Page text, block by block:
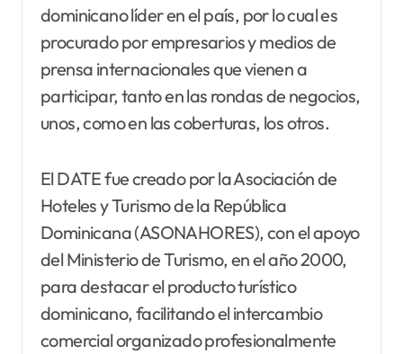
dominicano líder en el país, por lo cual es
procurado por empresarios y medios de
prensa internacionales que vienen a
participar, tanto en las rondas de negocios,
unos, como en las coberturas, los otros.
El DATE fue creado por la Asociación de
Hoteles y Turismo de la República
Dominicana (ASONAHORES), con el apoyo
del Ministerio de Turismo, en el año 2000,
para destacar el producto turístico
dominicano, facilitando el intercambio
comercial organizado profesionalmente